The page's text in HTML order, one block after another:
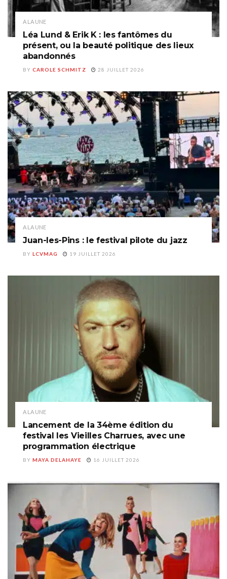
A LA UNE
Léa Lund & Erik K : les fantômes du
présent, ou la beauté politique des lieux
abandonnés
BY CAROLE SCHMITZ 28 JUILLET 2026
A LA UNE
Juan-les-Pins : le festival pilote du jazz
BY LCVMAG 19 JUILLET 2026
A LA UNE
Lancement de la 34ème édition du
festival les Vieilles Charrues, avec une
programmation électrique
BY MAYA DELAHAYE 16 JUILLET 2026